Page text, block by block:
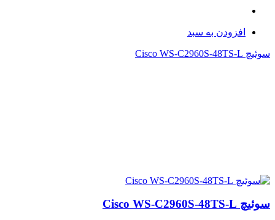
افزودن به سبد
سوئیچ Cisco WS-C2960S-48TS-L
سوئیچ Cisco WS-C2960S-48TS-L